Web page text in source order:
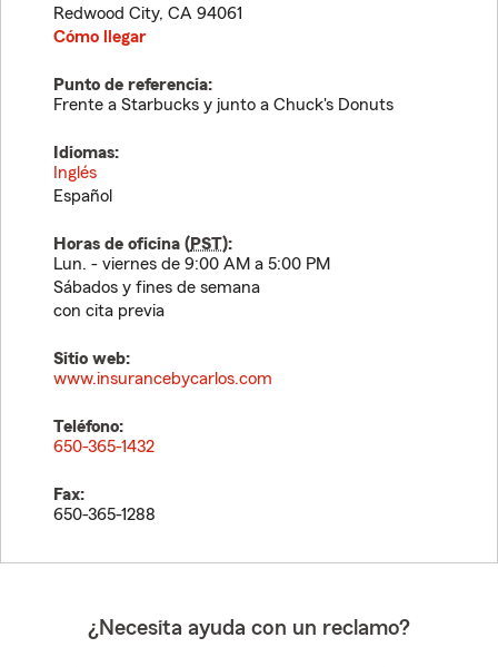
Redwood City, CA 94061
Cómo llegar
Punto de referencia:
Frente a Starbucks y junto a Chuck's Donuts
Idiomas:
Inglés
Español
Horas de oficina (PST):
Lun. - viernes de 9:00 AM a 5:00 PM
Sábados y fines de semana
con cita previa
Sitio web:
www.insurancebycarlos.com
Teléfono:
650-365-1432
Fax:
650-365-1288
¿Necesita ayuda con un reclamo?